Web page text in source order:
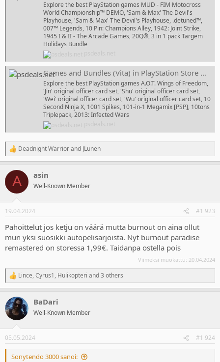
Explore the best PlayStation games MUD - FIM Motocross
World Championship™ DEMO, 'Sam & Max' The Devil's
Playhouse, 'Sam & Max' The Devil's Playhouse, .detuned™,
007™ Legends, 10 Pin: Champions Alley, 1942: Joint Strike,
1945 I & II - The Arcade Games, 20Q®, 3 in 1 pack Targem
Holidays Bundle
Games and Bundles (Vita) in PlayStation Store — PS Deals Finland
Explore the best PlayStation games A.O.T. Wings of Freedom,
'Jin' original officer card set, 'Shu' original officer card set,
'Wei' original officer card set, 'Wu' original officer card set, 10
Second Ninja X, 1001 Spikes, 101-in-1 Megamix [PSP], 10tons
Triplepack, 2013: Infected Wars
R
e
c
i
s
Deadnight Warriorand JLunen
A asin
Well-Known Member
19.04.2024 #1 923
Pahoittelut jos ketju on väärä mutta burnout on aina ollut
mun yksi suosikki autopelisarjoista. Nyt burnout paradise
remastered on storessa 1,99€. Taidanpa ostella pois
Viimeksi muokattu: 20.04.2024
R
e
c
t
i
s
:
Lince, Cyrus1, Hulikopteri and 3 others
BaDari
Well-Known Member
05.05.2024 #1 924
Sonytendo 3000 sanoi: